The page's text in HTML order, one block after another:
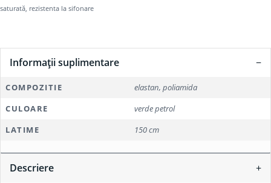
saturată rezistenta la sifonare
Descriere
Informații suplimentare
COMPOZITIE
elastan, poliamida
CULOARE
verde petrol
LATIME
150 cm